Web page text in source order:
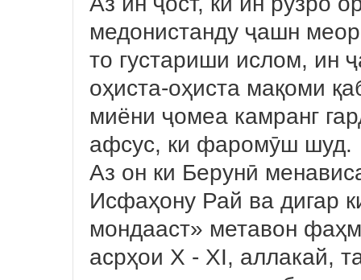
медонистанду ҷашн
то густариши ислом, ин
оҳиста-оҳиста мақоми
миёни ҷомеа камранг
афсус, ки фаромӯш шуд.
Аз он ки Берунӣ
Исфаҳону Рай ва дигар
мондааст» метавон
асрҳои X - XI, аллакай,